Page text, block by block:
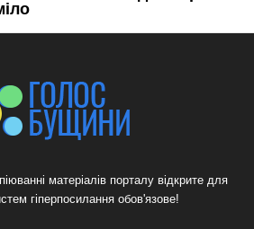
матеріалів порталу відкрите для
гіперпосилання обов'язове!